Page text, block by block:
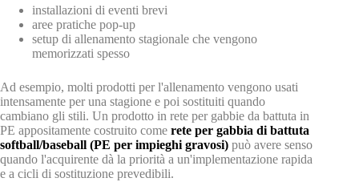
installazioni di eventi brevi
aree pratiche pop-up
setup di allenamento stagionale che vengono
memorizzati spesso
Ad esempio, molti prodotti per l'allenamento vengono usati
intensamente per una stagione e poi sostituiti quando
cambiano gli stili. Un prodotto in rete per gabbie da battuta in
PE appositamente costruito come rete per gabbia di battuta
softball/baseball (PE per impieghi gravosi) può avere senso
quando l'acquirente dà la priorità a un'implementazione rapida
e a cicli di sostituzione prevedibili.